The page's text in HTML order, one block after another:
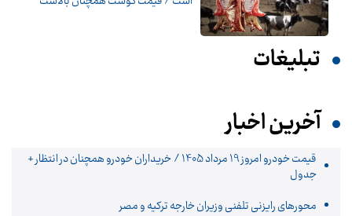
تبلیغات
آخرین اخبار
قیمت خودرو امروز 19 مرداد 1405 / خریداران خودرو همچنان در انتظار +
جدول
محورهای رایزنی تلفنی وزیران خارجه ترکیه و مصر